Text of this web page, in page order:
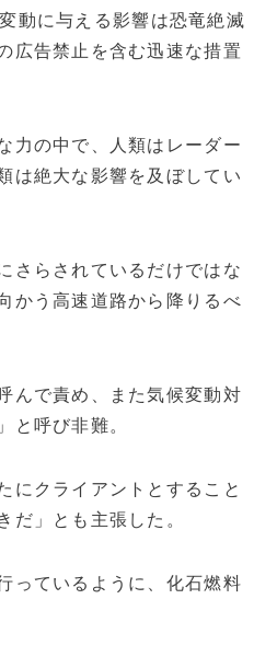
動に与える影響は恐竜絶滅
広告禁止を含む迅速な措置
力の中で、人類はレーダー
は絶大な影響を及ぼしてい
さらされているだけではな
かう高速道路から降りるべ
んで責め、また気候変動対
と呼び非難。
にクライアントとすること
だ」とも主張した。
っているように、化石燃料